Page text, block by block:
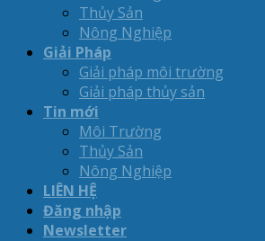
Thủy Sản
Nông Nghiệp
Giải Pháp
Giải pháp môi trường
Giải pháp thủy sản
Tin mới
Môi Trường
Thủy Sản
Nông Nghiệp
LIÊN HỆ
Đăng nhập
Newsletter